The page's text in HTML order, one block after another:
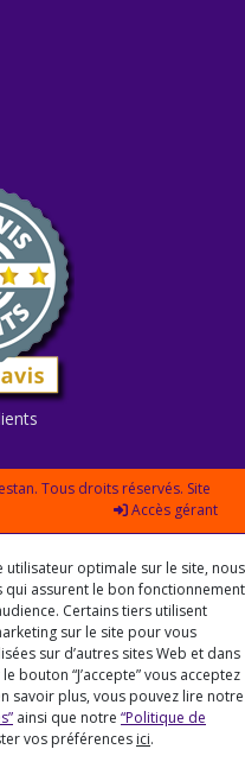
Tous droits réservés. Site
Accès gérant
optimale sur le site, nous
assurent le bon fonctionnement
Certains tiers utilisent
sur le site pour vous
sur d’autres sites Web et dans
bouton “J’accepte” vous acceptez
savoir plus, vous pouvez lire notre
ainsi que notre “Politique de
vos préférences ici.